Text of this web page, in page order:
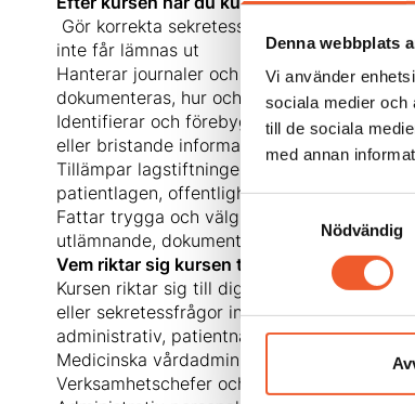
Denna webbplats
Vi använder
sociala medier och
till de sociala
med annan
Nödvändig
Gör korrekta sekretessbedömningar och
inte får lämnas ut
Hanterar journaler och dokumentation
dokumenteras, hur och av vem
Identifierar och förebygger juridiska risker,
eller bristande informationshantering
Tillämpar lagstiftningen korrekt i praktiken,
patientlagen, offentlighets- och
Fattar trygga och välgrundade beslut i
utlämnande, dokumentationskrav och
Vem riktar sig kursen till?
Kursen riktar sig till dig som arbetar med
eller sekretessfrågor inom hälso- och
administrativ, patientnära eller ledande
Medicinska vårdadministratörer och
Verksamhetschefer och enhetschefer inom